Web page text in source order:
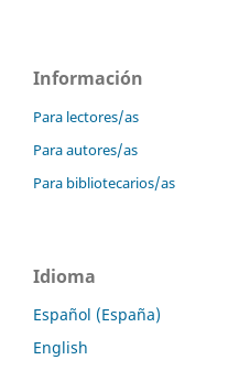
Información
Para lectores/as
Para autores/as
Para bibliotecarios/as
Idioma
Español (España)
English